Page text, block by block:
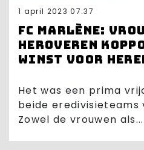
1 april 2023 07:37
FC Marlène:
heroveren
winst voor
Het was een prima
beide eredivisieteams
Zowel de vrouwen als...